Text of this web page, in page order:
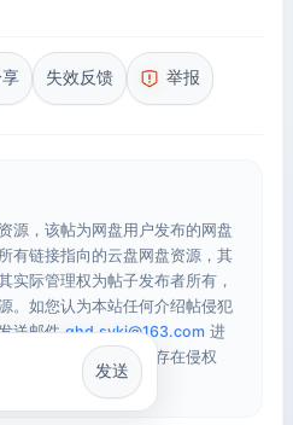
失效反馈 举报
源，该帖为网盘用户发布的网盘
有链接指向的云盘网盘资源，其
实际管理权为帖子发布者所有，
。如您认为本站任何介绍帖侵犯
送邮件qhd.sykj@163.com 进
本文链接指向的资源存在侵权
帖子！
发送